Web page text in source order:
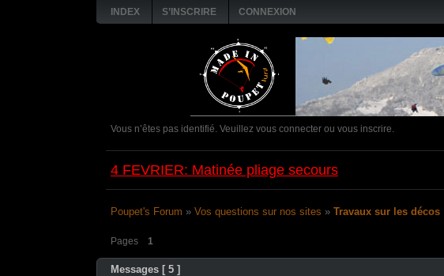
INDEX S’INSCRIRE CONNEXION
Vous n’êtes pas identifié. Veuillez vous connecter ou vous inscrire.
Poupet's Forum »Vos questions sur nos sites »Travaux sur les décos
Pages 1
Messages [ 5 ]